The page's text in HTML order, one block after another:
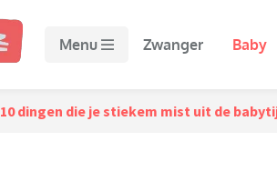
Menu Zwanger Baby
10 dingen die je stiekem mist uit de